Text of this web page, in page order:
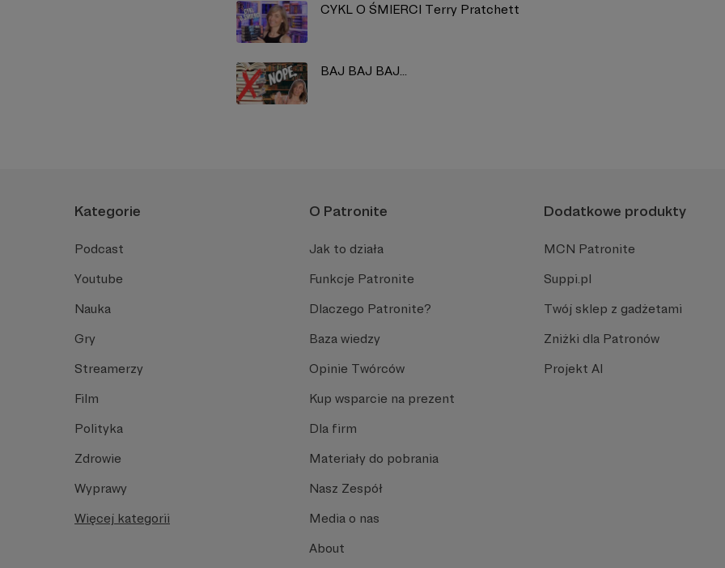
CYKL O ŚMIERCI Terry Pratchett
BAJ BAJ BAJ...
Kategorie
Podcast
Youtube
Nauka
Gry
Streamerzy
Film
Polityka
Zdrowie
Wyprawy
Więcej kategorii
O Patronite
Jak to działa
Funkcje Patronite
Dlaczego Patronite?
Baza wiedzy
Opinie Twórców
Kup wsparcie na prezent
Dla firm
Materiały do pobrania
Nasz Zespół
Media o nas
About
Dodatkowe produkty
MCN Patronite
Suppi.pl
Twój sklep z gadżetami
Zniżki dla Patronów
Projekt AI